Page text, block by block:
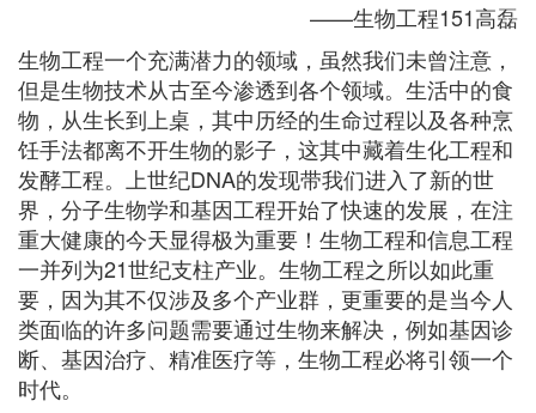
——生物工程151高磊
生物工程一个充满潜力的领域，虽然我们未曾注意，
但是生物技术从古至今渗透到各个领域。生活中的食
物，从生长到上桌，其中历经的生命过程以及各种烹
饪手法都离不开生物的影子，这其中藏着生化工程和
发酵工程。上世纪DNA的发现带我们进入了新的世
界，分子生物学和基因工程开始了快速的发展，在注
重大健康的今天显得极为重要！生物工程和信息工程
一并列为21世纪支柱产业。生物工程之所以如此重
要，因为其不仅涉及多个产业群，更重要的是当今人
类面临的许多问题需要通过生物来解决，例如基因诊
断、基因治疗、精准医疗等，生物工程必将引领一个
时代。